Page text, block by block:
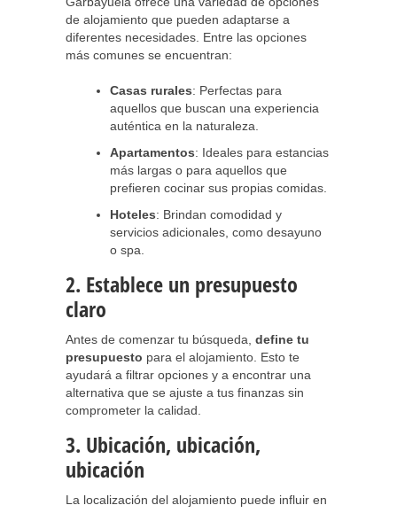
de alojamiento que pueden adaptarse a
diferentes necesidades. Entre las opciones
más comunes se encuentran:
Casas rurales: Perfectas para
aquellos que buscan una experiencia
auténtica en la naturaleza.
Apartamentos: Ideales para estancias
más largas o para aquellos que
prefieren cocinar sus propias comidas.
Hoteles: Brindan comodidad y
servicios adicionales, como desayuno
o spa.
2. Establece un presupuesto
claro
Antes de comenzar tu búsqueda, define tu
presupuesto para el alojamiento. Esto te
ayudará a filtrar opciones y a encontrar una
alternativa que se ajuste a tus finanzas sin
comprometer la calidad.
3. Ubicación, ubicación,
ubicación
La localización del alojamiento puede influir en